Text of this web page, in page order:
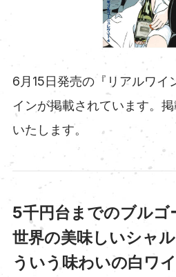
6月15日発売の『リアルワイ
インが掲載されています。
いたします。
5千円台までのブルゴ
世界の美味しいシャ
ういう味わいの白ワ